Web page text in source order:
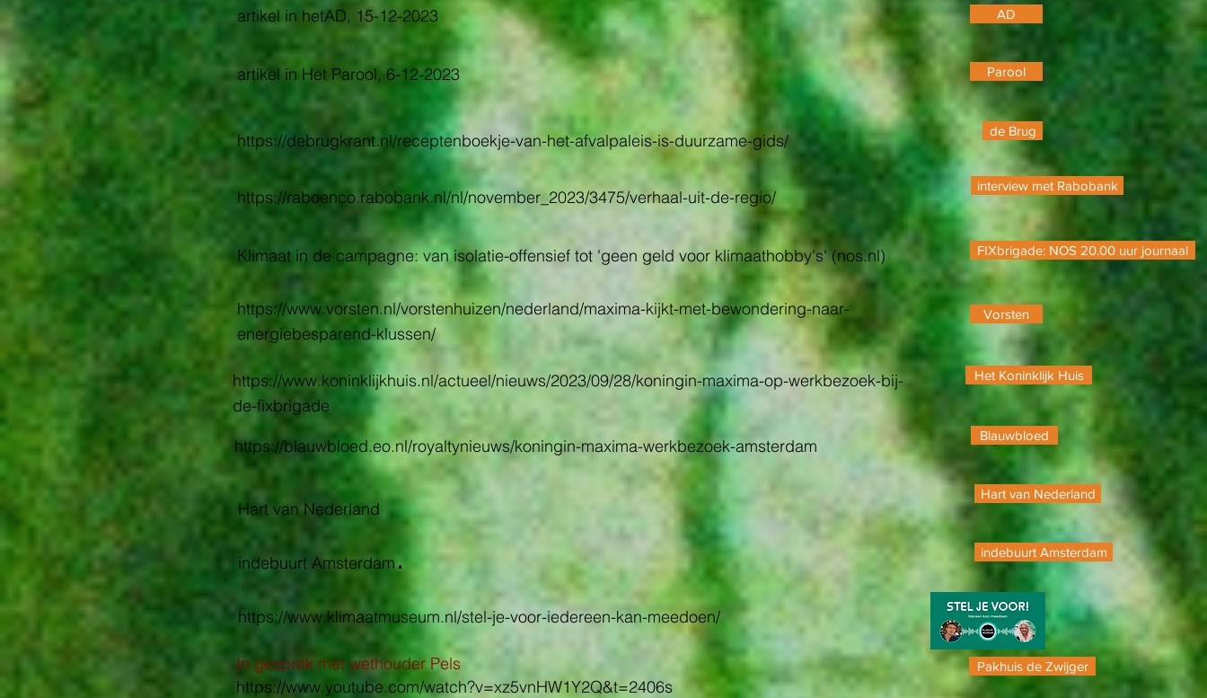
artikel in hetAD, 15-12-2023
artikel in Het Parool, 6-12-2023
https://debrugkrant.nl/receptenboekje-van-het-afvalpaleis-is-duurzame-gids/
https://raboenco.rabobank.nl/nl/november_2023/3475/verhaal-uit-de-regio/
AD
Parool
de Brug
interview met Rabobank
Klimaat in de campagne: van isolatie-offensief tot 'geen geld voor klimaathobby's' (nos.nl)
https://www.vorsten.nl/vorstenhuizen/nederland/maxima-kijkt-met-bewondering-naar-
energiebesparend-klussen/
https://www.koninklijkhuis.nl/actueel/nieuws/2023/09/28/koningin-maxima-op-werkbezoek-bij-
de-fixbrigade
https://blauwbloed.eo.nl/royaltynieuws/koningin-maxima-werkbezoek-amsterdam
Hart van Nederland
indebuurt Amsterdam.
https://www.klimaatmuseum.nl/stel-je-voor-iedereen-kan-meedoen/
In gesprek met wethouder Pels
https://www.youtube.com/watch?v=xz5vnHW1Y2Q&t=2406s
FIXbrigade: NOS 20.00 uur journaal
Vorsten
Het Koninklijk Huis
Blauwbloed
Hart van Nederland
indebuurt Amsterdam
Pakhuis de Zwijger